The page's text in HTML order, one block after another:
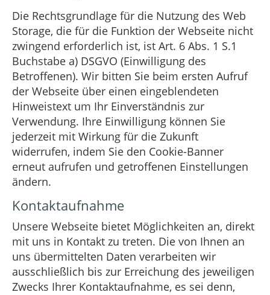
Die Rechtsgrundlage für die Nutzung des Web
Storage, die für die Funktion der Webseite nicht
zwingend erforderlich ist, ist Art. 6 Abs. 1 S.1
Buchstabe a) DSGVO (Einwilligung des
Betroffenen). Wir bitten Sie beim ersten Aufruf
der Webseite über einen eingeblendeten
Hinweistext um Ihr Einverständnis zur
Verwendung. Ihre Einwilligung können Sie
jederzeit mit Wirkung für die Zukunft
widerrufen, indem Sie den Cookie-Banner
erneut aufrufen und getroffenen Einstellungen
ändern.
Kontaktaufnahme
Unsere Webseite bietet Möglichkeiten an, direkt
mit uns in Kontakt zu treten. Die von Ihnen an
uns übermittelten Daten verarbeiten wir
ausschließlich bis zur Erreichung des jeweiligen
Zwecks Ihrer Kontaktaufnahme, es sei denn,